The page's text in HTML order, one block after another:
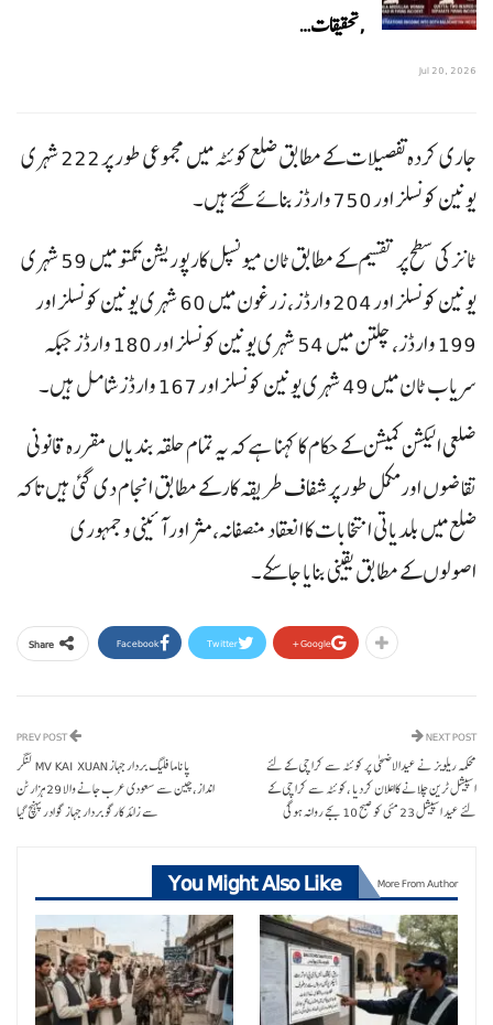
,تحقیقات…
Jul 20, 2026
جاری کردہ تفصیلات کے مطابق ضلع کوئٹہ میں مجموعی طور پر 222 شہری
یونین کونسلز اور 750 وارڈز بنائے گئے ہیں۔
ٹانز کی سطح پر تقسیم کے مطابق ٹان میونسپل کارپوریشن تکتو میں 59 شہری
یونین کونسلز اور 204 وارڈز، زرغون میں 60 شہری یونین کونسلز اور
199 وارڈز، چلتن میں 54 شہری یونین کونسلز اور 180 وارڈز جبکہ
سریاب ٹان میں 49 شہری یونین کونسلز اور 167 وارڈز شامل ہیں۔
ضلعی الیکشن کمیشن کے حکام کا کہنا ہے کہ یہ تمام حلقہ بندیاں مقررہ قانونی
تقاضوں اور مکمل طور پر شفاف طریقہ کار کے مطابق انجام دی گئی ہیں تاکہ
ضلع میں بلدیاتی انتخابات کا انعقاد منصفانہ، مثر اور آئینی و جمہوری
اصولوں کے مطابق یقینی بنایا جا سکے۔
Share Facebook Twitter Google+
پاناما فلیگ بردار جہاز MV KAI XUAN لنگر
انداز،چین سے سعودی عرب جانے والا 29 ہزار ٹن
سے زائد کارگو بردار جہاز گوادر پہنچ گیا
NEXT POST
محکمہ ریلویز نے عیدالاضحٰی پر کوئٹہ سے کراچی کے لئے
اسپیشل ٹرین چلانے کااعلان کردیا ،کوئٹہ سے کراچی کے
لئے عید اسپیشل 23 مئی کو صبح 10 بجے روانہ ہوگی
You Might Also Like More From Author